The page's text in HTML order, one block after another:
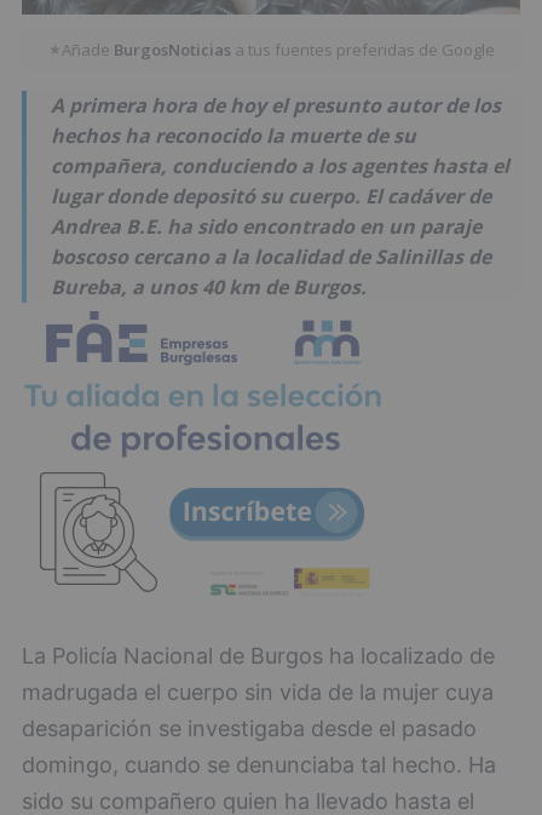
★Añade BurgosNoticias a tus fuentes preferidas de Google
A primera hora de hoy el presunto autor de los
hechos ha reconocido la muerte de su
compañera, conduciendo a los agentes hasta el
lugar donde depositó su cuerpo. El cadáver de
Andrea B.E. ha sido encontrado en un paraje
boscoso cercano a la localidad de Salinillas de
Bureba, a unos 40 km de Burgos.
La Policía Nacional de Burgos ha localizado de
madrugada el cuerpo sin vida de la mujer cuya
desaparición se investigaba desde el pasado
domingo, cuando se denunciaba tal hecho. Ha
sido su compañero quien ha llevado hasta el